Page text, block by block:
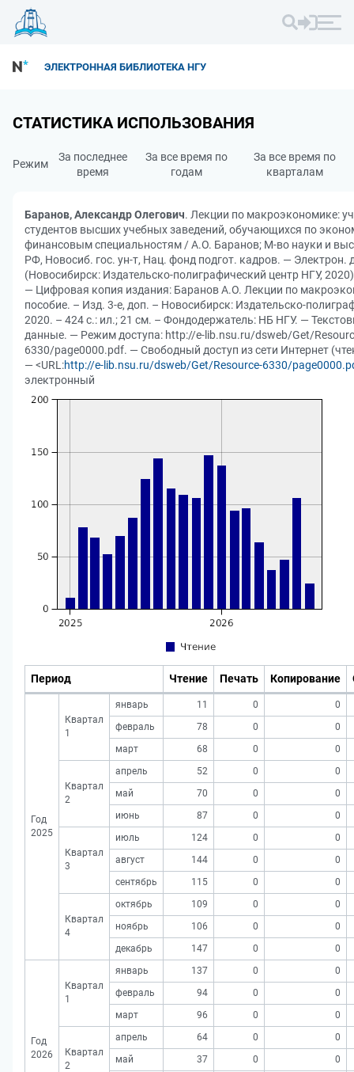
ЭЛЕКТРОННАЯ БИБЛИОТЕКА НГУ
СТАТИСТИКА ИСПОЛЬЗОВАНИЯ
Режим
За последнее
время
За все время по
годам
За все время по
кварталам
Баранов, Александр Олегович. Лекции по макроэкономике:
студентов высших учебных заведений, обучающихся по
финансовым специальностям / А.О. Баранов; М-во науки и
РФ, Новосиб. гос. ун-т, Нац. фонд подгот. кадров. — Электрон.
(Новосибирск: Издательско-полиграфический центр НГУ,
— Цифровая копия издания: Баранов А.О. Лекции по
пособие. – Изд. 3-е, доп. – Новосибирск: Издательско-
2020. – 424 с.: ил.; 21 см. – Фондодержатель: НБ НГУ. —
данные. — Режим доступа: http://e-lib.nsu.ru/dsweb/Get/
6330/page0000.pdf. — Свободный доступ из сети Интернет
— <URL:http://e-lib.nsu.ru/dsweb/Get/Resource-6330/
электронный
Период Чтение Печать Копирование
Год
2025
Квартал
1
январь 11 0
0
февраль
78 0
0
март
68 0 0
Квартал
2
апрель 52 0
0
май
70 0
0
июнь
87 0 0
Квартал
3
июль 124 0
0
август
144 0
0
сентябрь
115 0 0
Квартал
4
октябрь 109 0
0
ноябрь
106 0
0
декабрь
147 0 0
Год
2026
Квартал
1
январь 137 0
0
февраль
94 0
0
март
96 0 0
Квартал
2
апрель 64 0
0
май
37 0
0